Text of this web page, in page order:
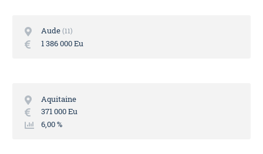
Aude 11
1 386 000 Eu
Aquitaine
371 000 Eu
6,00 %